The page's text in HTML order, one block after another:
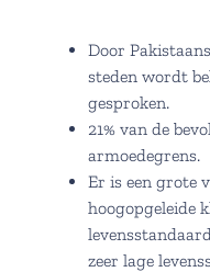
Door
steden wordt
gesproken.
21% van de
armoedegrens.
Er is een grote
hoogopgeleide
zeer lage